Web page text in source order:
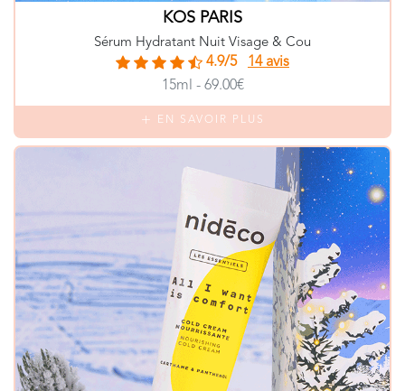
KOS PARIS
Sérum Hydratant Nuit Visage & Cou
4.9/5
14 avis
15ml - 69.00€
EN SAVOIR PLUS